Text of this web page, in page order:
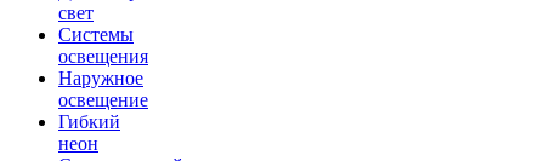
свет
Системы
освещения
Наружное
освещение
Гибкий
неон